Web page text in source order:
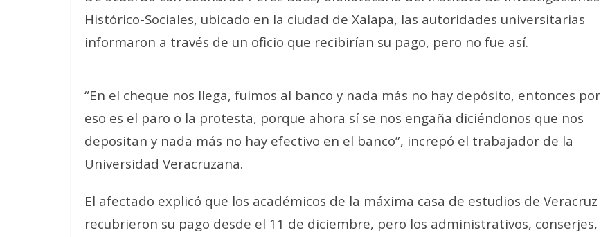
Histórico-Sociales, ubicado en la ciudad de Xalapa, las autoridades universitarias
informaron a través de un oficio que recibirían su pago, pero no fue así.
“En el cheque nos llega, fuimos al banco y nada más no hay depósito, entonces por
eso es el paro o la protesta, porque ahora sí se nos engaña diciéndonos que nos
depositan y nada más no hay efectivo en el banco”, increpó el trabajador de la
Universidad Veracruzana.
El afectado explicó que los académicos de la máxima casa de estudios de Veracruz
recubrieron su pago desde el 11 de diciembre, pero los administrativos, conserjes,